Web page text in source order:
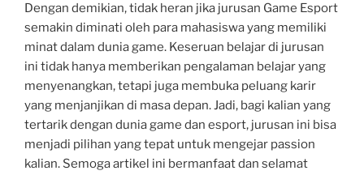
Dengan demikian, tidak heran jika jurusan Game Esport
semakin diminati oleh para mahasiswa yang memiliki
minat dalam dunia game. Keseruan belajar di jurusan
ini tidak hanya memberikan pengalaman belajar yang
menyenangkan, tetapi juga membuka peluang karir
yang menjanjikan di masa depan. Jadi, bagi kalian yang
tertarik dengan dunia game dan esport, jurusan ini bisa
menjadi pilihan yang tepat untuk mengejar passion
kalian. Semoga artikel ini bermanfaat dan selamat